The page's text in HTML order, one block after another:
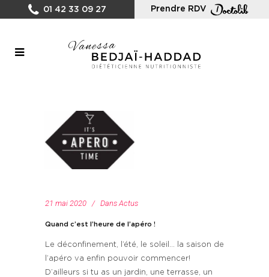
01 42 33 09 27 Prendre RDV
21 mai 2020 Dans Actus
Quand c’est l’heure de l’apéro !
Le déconfinement, l’été, le soleil… la saison de
l’apéro va enfin pouvoir commencer!
D’ailleurs si tu as un jardin, une terrasse, un